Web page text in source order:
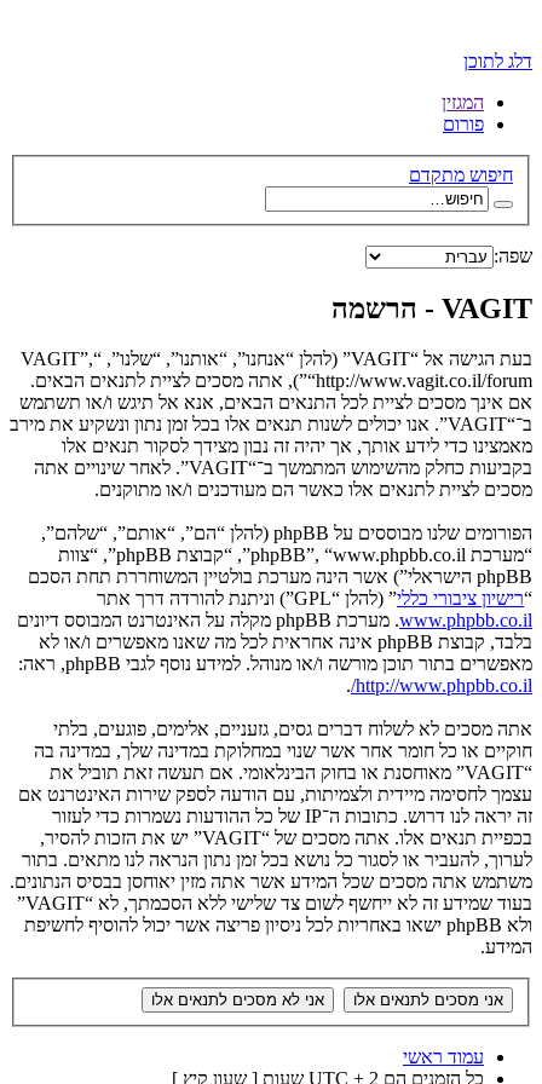
דלג לתוכן
המגזין
פורום
חיפוש מתקדם
שפה:
VAGIT - הרשמה
בעת הגישה אל “VAGIT” (להלן “אנחנו”, “אותנו”, “שלנו”, “VAGIT”,
“http://www.vagit.co.il/forum”), אתה מסכים לציית לתנאים הבאים.
אם אינך מסכים לציית לכל התנאים הבאים, אנא אל תיגש ו/או תשתמש
ב־“VAGIT”. אנו יכולים לשנות תנאים אלו בכל זמן נתון ונשקיע את מירב
מאמצינו כדי לידע אותך, אך יהיה זה נבון מצידך לסקור תנאים אלו
בקביעות כחלק מהשימוש המתמשך ב־“VAGIT”. לאחר שינויים אתה
מסכים לציית לתנאים אלו כאשר הם מעודכנים ו/או מתוקנים.
הפורומים שלנו מבוססים על phpBB (להלן “הם”, “אותם”, “שלהם”,
“מערכת phpBB”, “www.phpbb.co.il”, “קבוצת phpBB”, “צוות
phpBB הישראלי”) אשר הינה מערכת בולטיין המשוחררת תחת הסכם
“רישיון ציבורי כללי” (להלן “GPL”) וניתנת להורדה דרך אתר
www.phpbb.co.il
. מערכת phpBB מקלה על האינטרנט המבוסס דיונים
בלבד, קבוצת phpBB אינה אחראית לכל מה שאנו מאפשרים ו/או לא
מאפשרים בתור תוכן מורשה ו/או מנוהל. למידע נוסף לגבי phpBB, ראה:
http://www.phpbb.co.il/
.
אתה מסכים לא לשלוח דברים גסים, גזעניים, אלימים, פוגעים, בלתי
חוקיים או כל חומר אחר אשר שנוי במחלוקת במדינה שלך, במדינה בה
“VAGIT” מאוחסנת או בחוק הבינלאומי. אם תעשה זאת תוביל את
עצמך לחסימה מיידית ולצמיתות, עם הודעה לספק שירות האינטרנט אם
זה יראה לנו דרוש. כתובות ה־IP של כל ההודעות נשמרות כדי לעזור
בכפיית תנאים אלו. אתה מסכים של “VAGIT” יש את הזכות להסיר,
לערוך, להעביר או לסגור כל נושא בכל זמן נתון הנראה לנו מתאים. בתור
משתמש אתה מסכים שכל המידע אשר אתה מזין יאוחסן בבסיס הנתונים.
בעוד שמידע זה לא ייחשף לשום צד שלישי ללא הסכמתך, לא “VAGIT”
ולא phpBB ישאו באחריות לכל ניסיון פריצה אשר יכול להוסיף לחשיפת
המידע.
עמוד ראשי
כל הזמנים הם UTC + 2 שעות [ שעון קיץ ]